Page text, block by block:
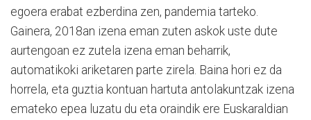
egoera erabat ezberdina zen, pandemia tarteko.
Gainera, 2018an izena eman zuten askok uste dute
aurtengoan ez zutela izena eman beharrik,
automatikoki ariketaren parte zirela. Baina hori ez da
horrela, eta guztia kontuan hartuta antolakuntzak izena
emateko epea luzatu du eta oraindik ere Euskaraldian